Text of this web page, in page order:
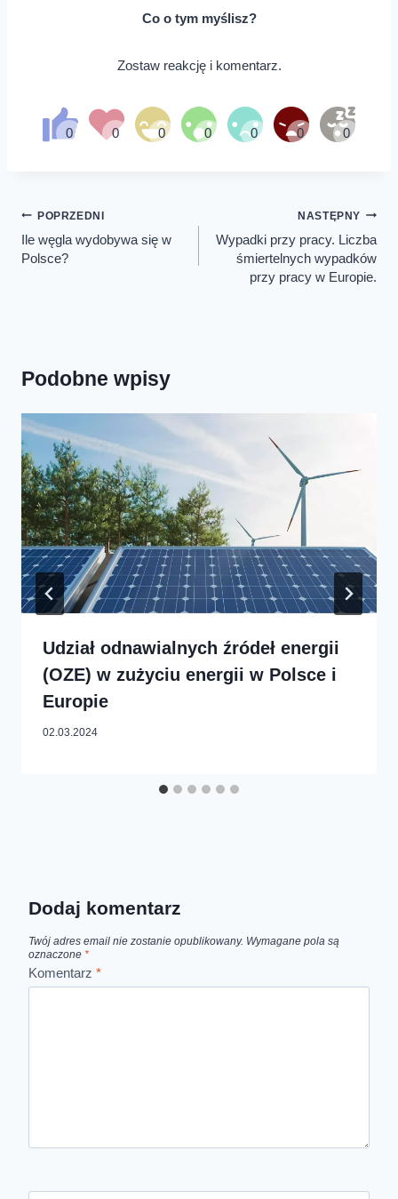
Co o tym myślisz?
Zostaw reakcję i komentarz.
Nawigacja
wpisu
POPRZEDNI
Ile węgla wydobywa się w
Polsce?
NASTĘPNY
Wypadki przy pracy. Liczba
śmiertelnych wypadków
przy pracy w Europie.
Podobne wpisy
Udział odnawialnych źródeł energii
(OZE) w zużyciu energii w Polsce i
Europie
02.03.2024
Dodaj komentarz
Twój adres email nie zostanie opublikowany. Wymagane pola są
oznaczone *
Komentarz *